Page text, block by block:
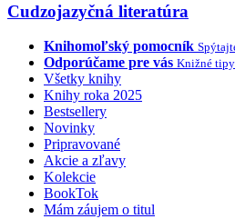
Cudzojazyčná literatúra
Knihomoľský pomocník
Odporúčame pre vás Knižné
Všetky knihy
Knihy roka 2025
Bestsellery
Novinky
Pripravované
Akcie a zľavy
Kolekcie
BookTok
Mám záujem o titul